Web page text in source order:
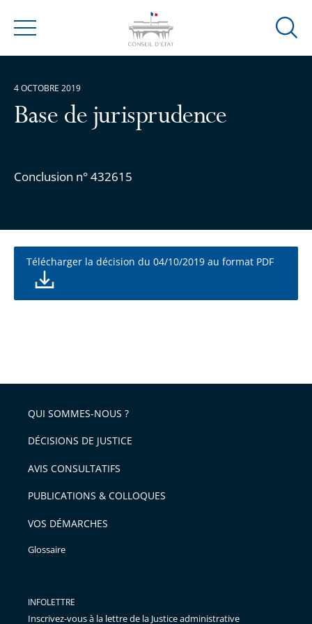
Menu
Ouvrir
Base de jurisprudence
Conclusion n° 432615
4 OCTOBRE 2019
Télécharger la décision du 04/10/2019 au format PDF
QUI SOMMES-NOUS ?
DÉCISIONS DE JUSTICE
AVIS CONSULTATIFS
PUBLICATIONS & COLLOQUES
VOS DÉMARCHES
Glossaire
INFOLETTRE
Inscrivez-vous à la lettre de la Justice administrative